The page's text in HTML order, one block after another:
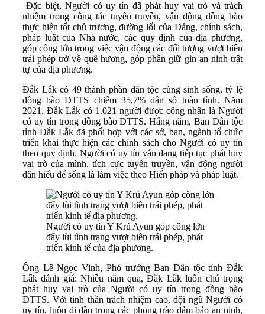
Đặc biệt, Người có uy tín đã phát huy vai trò và trách
nhiệm trong công tác tuyên truyền, vận động đồng bào
thực hiện tốt chủ trương, đường lối của Đảng, chính sách,
pháp luật của Nhà nước, các quy định của địa phương,
góp công lớn trong việc vận động các đối tượng vượt biên
trái phép trở về quê hương, góp phần giữ gìn an ninh trật
tự của địa phương.
Đắk Lắk có 49 thành phần dân tộc cùng sinh sống, tỷ lệ
đồng bào DTTS chiếm 35,7% dân số toàn tỉnh. Năm
2021, Đắk Lắk có 1.021 người được công nhận là Người
có uy tín trong đồng bào DTTS. Hằng năm, Ban Dân tộc
tỉnh Đắk Lắk đã phối hợp với các sở, ban, ngành tổ chức
triển khai thực hiện các chính sách cho Người có uy tín
theo quy định. Người có uy tín vẫn đang tiếp tục phát huy
vai trò của mình, tích cực tuyên truyền, vận động người
dân hiểu để sống là làm việc theo Hiến pháp và pháp luật.
Người có uy tín Y Krú Ayun góp công lớn
đẩy lùi tình trạng vượt biên trái phép, phát
triển kinh tế của địa phương.
Ông Lê Ngọc Vinh, Phó trưởng Ban Dân tộc tỉnh Đắk
Lắk đánh giá: Nhiều năm qua, Đắk Lắk luôn chú trọng
phát huy vai trò của Người có uy tín trong đồng bào
DTTS. Với tinh thần trách nhiệm cao, đội ngũ Người có
uy tín, luôn đi đầu trong các phong trào đảm bảo an ninh,